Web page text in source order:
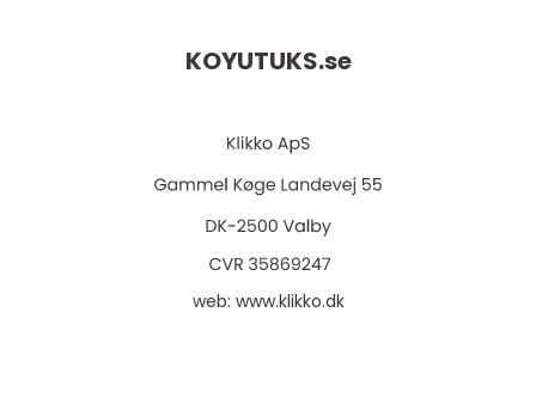
KOYUTUKS.se
web: www.klikko.dk